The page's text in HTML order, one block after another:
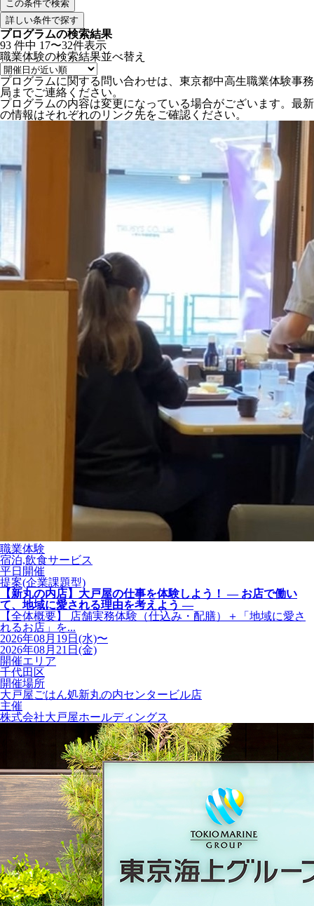
詳しい条件で探す
プログラムの検索結果
93 件中 17〜32件表示
職業体験の検索結果並べ替え
プログラムに関する問い合わせは、東京都中高生職業体験事務
局までご連絡ください。
プログラムの内容は変更になっている場合がございます。最新
の情報はそれぞれのリンク先をご確認ください。
職業体験
宿泊,飲食サービス
平日開催
提案(企業課題型)
【新丸の内店】大戸屋の仕事を体験しよう！ ― お店で働い
て、地域に愛される理由を考えよう ―
【全体概要】 店舗実務体験（仕込み・配膳）＋「地域に愛さ
れるお店」を...
2026年08月19日(水)〜
2026年08月21日(金)
開催エリア
千代田区
開催場所
大戸屋ごはん処新丸の内センタービル店
主催
株式会社大戸屋ホールディングス